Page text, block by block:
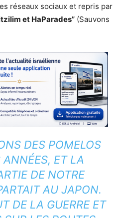
réseaux sociaux et repris par
et HaParades” (Sauvons
DES POMELOS
ANNÉES, ET LA
DE NOTRE
AU JAPON.
DE LA GUERRE ET